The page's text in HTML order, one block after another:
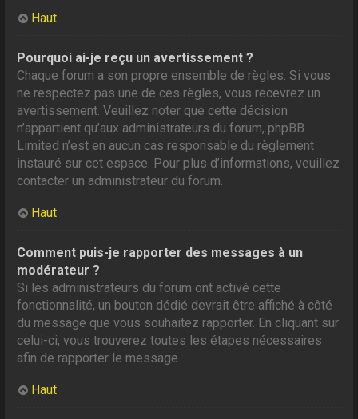
Haut
Pourquoi ai-je reçu un avertissement ?
Chaque forum a son propre ensemble de règles. Si vous
ne respectez pas une de ces règles, vous recevrez un
avertissement. Veuillez noter que cette décision
n’appartient qu’aux administrateurs du forum, phpBB
Limited n’est en aucun cas responsable du règlement
instauré sur cet espace. Pour plus d’informations, veuillez
contacter un administrateur du forum.
Haut
Comment puis-je rapporter des messages à un
modérateur ?
Si les administrateurs du forum ont activé cette
fonctionnalité, un bouton dédié devrait être affiché à côté
du message que vous souhaitez rapporter. En cliquant sur
celui-ci, vous trouverez toutes les étapes nécessaires
afin de rapporter le message.
Haut